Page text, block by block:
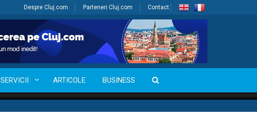
Despre Cluj.com Parteneri Cluj.com Contact
SERVICII ARTICOLE BUSINESS